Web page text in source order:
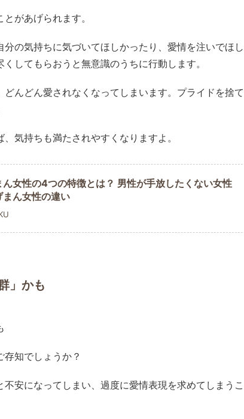
があげられます。
の気持ちに気づいてほしかったり、愛情を注いでほし
してもらおうと無意識のうちに行動します。
んどん愛されなくなってしまいます。プライドを捨て
気持ちも満たされやすくなりますよ。
ん女性の4つの特徴とは？ 男性が手放したくない女性
まん女性の違い
」かも
存知でしょうか？
安になってしまい、過度に愛情表現を求めてしまうこ